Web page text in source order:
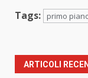
Tags: primo
ARTICOLI